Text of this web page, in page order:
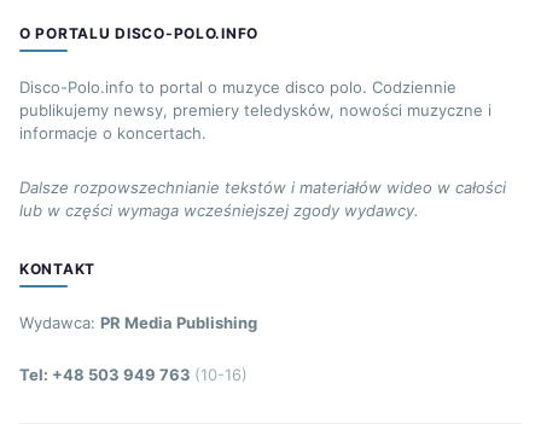
O PORTALU DISCO-POLO.INFO
Disco-Polo.info to portal o muzyce disco polo. Codziennie
publikujemy newsy, premiery teledysków, nowości muzyczne i
informacje o koncertach.
Dalsze rozpowszechnianie tekstów i materiałów wideo w całości
lub w części wymaga wcześniejszej zgody wydawcy.
KONTAKT
Wydawca: PR Media Publishing
Tel: +48 503 949 763 (10-16)